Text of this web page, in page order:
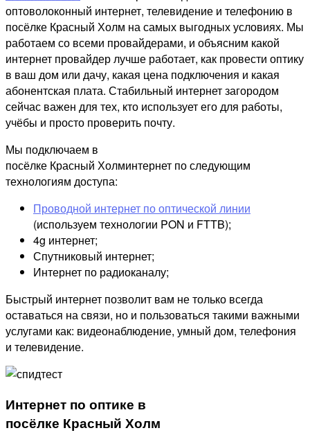
оптоволоконный интернет, телевидение и телефонию в
посёлке Красный Холм на самых выгодных условиях. Мы
работаем со всеми провайдерами, и объясним какой
интернет провайдер лучше работает, как провести оптику
в ваш дом или дачу, какая цена подключения и какая
абонентская плата. Стабильный интернет загородом
сейчас важен для тех, кто использует его для работы,
учёбы и просто проверить почту.
Мы подключаем в
посёлке Красный Холминтернет по следующим
технологиям доступа:
Проводной интернет по оптической линии
(используем технологии PON и FTTB);
4g интернет;
Спутниковый интернет;
Интернет по радиоканалу;
Быстрый интернет позволит вам не только всегда
оставаться на связи, но и пользоваться такими важными
услугами как: видеонаблюдение, умный дом, телефония
и телевидение.
Интернет по оптике в
посёлке Красный Холм